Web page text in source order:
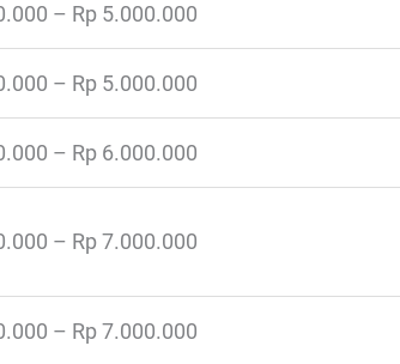
– Rp 5.000.000
– Rp 5.000.000
– Rp 6.000.000
– Rp 7.000.000
– Rp 7.000.000